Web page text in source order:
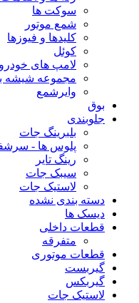
سوکت ها
شمع موتور
کلیدها و فیوزها
کوئل
لامپ های
مجموعه شیشه
وایرشمع
بوق
جلوبندی
بلبرینگ جات
پلوس ها -
رینگ تایر
سیبک جات
لاستیک جات
دسته بندی نشده
دیسک ها
قطعات داخلی
متفرقه
قطعات موتوری
گیربست
گیربکس
لاستیک جات